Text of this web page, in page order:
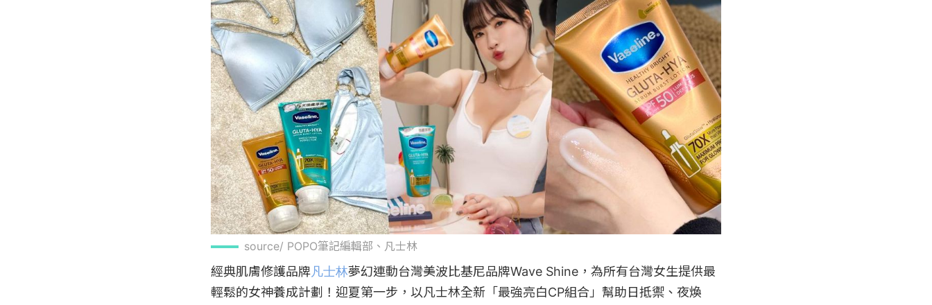
source/ POPO筆記編輯部、凡士林
經典肌膚修護品牌凡士林夢幻連動台灣美波比基尼品牌Wave Shine，為所有台灣女生提供最
輕鬆的女神養成計劃！迎夏第一步，以凡士林全新「最強亮白CP組合」幫助日抵禦、夜煥